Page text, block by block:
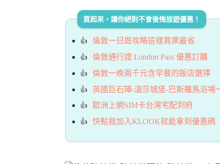
買起來，讓你絕對不會後悔旅遊優惠！
倫敦一日遊攻略這樣買票最省
倫敦通行證 London Pass 優惠訂購
倫敦一晚兩千元含早餐的飯店選擇
英國巨石陣-溫莎城堡-巴斯羅馬浴場
歐洲上網SIM卡台灣宅配到府
快點我加入KLOOK就能拿到優惠碼